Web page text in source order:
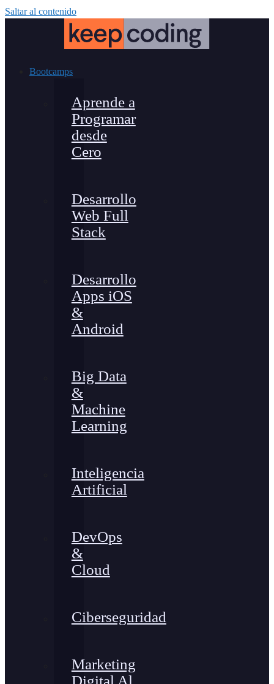
Saltar al contenido
Bootcamps
Aprende a
Programar
desde
Cero
Desarrollo
Web Full
Stack
Desarrollo
Apps iOS
&
Android
Big Data
&
Machine
Learning
Inteligencia
Artificial
DevOps
&
Cloud
Ciberseguridad
Marketing
Digital Al